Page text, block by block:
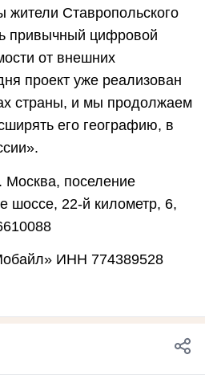
жители Ставропольского
привычный цифровой
от внешних
проект уже реализован
страны, и мы продолжаем
его географию, в
поселение
шоссе, 22-й километр, 6,
ИНН 774389528